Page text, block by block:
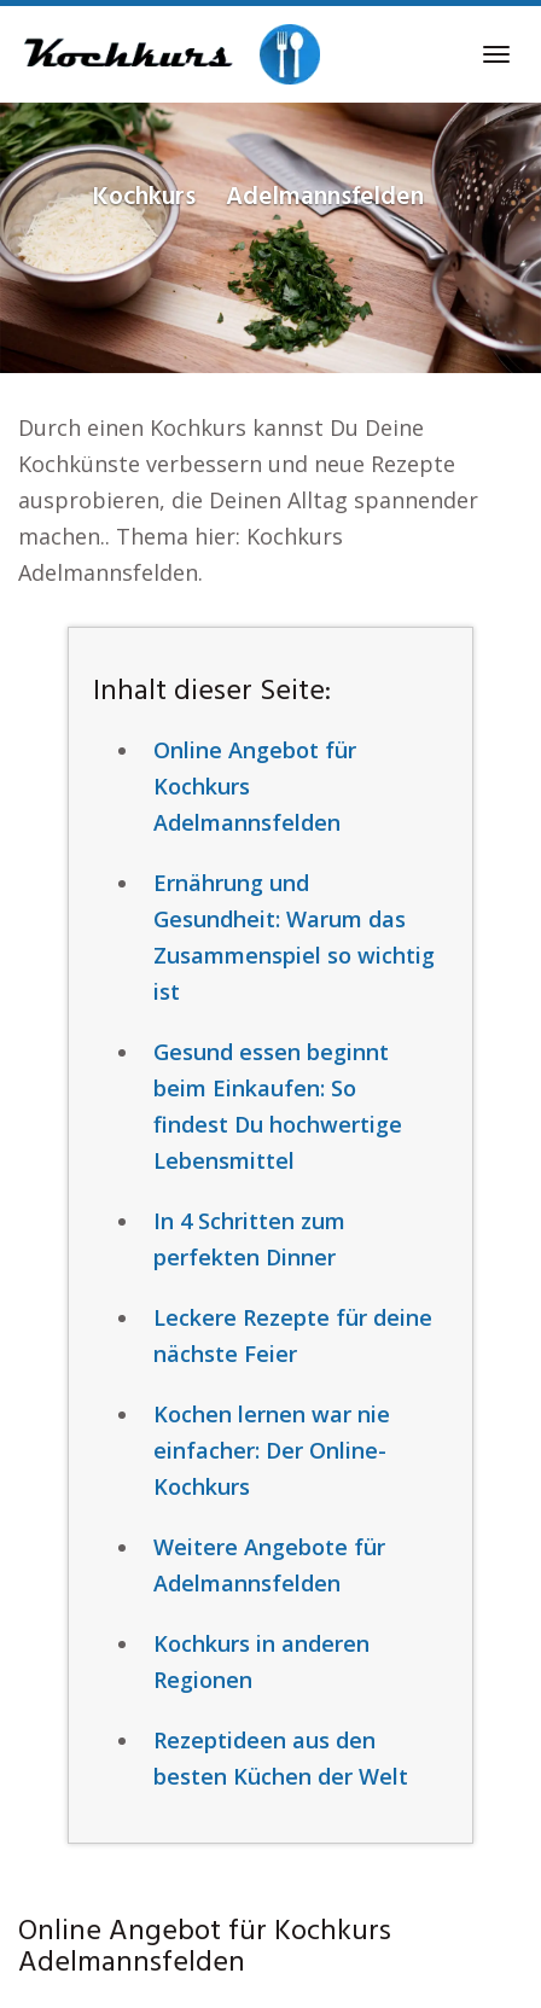
content
Kochkurs Adelmannsfelden
Durch einen Kochkurs kannst Du Deine
Kochkünste verbessern und neue Rezepte
ausprobieren, die Deinen Alltag spannender
machen.. Thema hier: Kochkurs
Adelmannsfelden.
Inhalt dieser Seite:
Online Angebot für
Kochkurs
Adelmannsfelden
Ernährung und
Gesundheit: Warum das
Zusammenspiel so wichtig
ist
Gesund essen beginnt
beim Einkaufen: So
findest Du hochwertige
Lebensmittel
In 4 Schritten zum
perfekten Dinner
Leckere Rezepte für deine
nächste Feier
Kochen lernen war nie
einfacher: Der Online-
Kochkurs
Weitere Angebote für
Adelmannsfelden
Kochkurs in anderen
Regionen
Rezeptideen aus den
besten Küchen der Welt
Online Angebot für Kochkurs
Adelmannsfelden